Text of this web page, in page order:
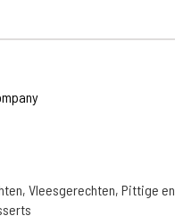
Vleesgerechten, Pittige en